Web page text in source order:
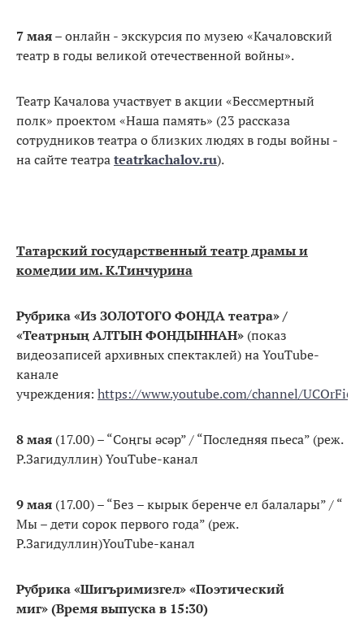
7 мая– онлайн - экскурсия по музею «Качаловский
театр в годы великой отечественной войны».
Театр Качалова участвует в акции «Бессмертный
полк» проектом «Наша память» (23 рассказа
сотрудников театра о близких людях в годы войны -
на сайте театраteatrkachalov.ru).
Татарский государственный театр драмы и
комедии им. К.Тинчурина
Рубрика «Из ЗОЛОТОГО ФОНДА театра» /
«Театрның АЛТЫН ФОНДЫННАН» (показ
видеозаписей архивных спектаклей) на YouTube-
канале
учреждения: https://www.youtube.com/channel/
8 мая (17.00) – “Соңгы әсәр” / “Последняя пьеса” (реж.
Р.Загидуллин) YouTube-канал
9 мая (17.00) – “Без – кырык беренче ел балалары” / “
Мы – дети сорок первого года” (реж.
Р.Загидуллин)YouTube-канал
Рубрика «Шигъримизгел» «Поэтический
миг» (Время выпуска в 15:30)